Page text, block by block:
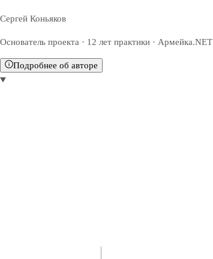
Сергей Коньяков
Основатель проекта · 12 лет практики · Армейка.NET
Подробнее об авторе